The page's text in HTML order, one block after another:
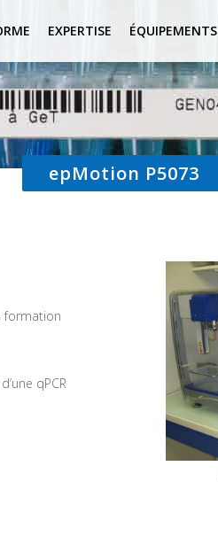
EXPERTISE ÉQUIPEMENTS
epMotion P5073
formation
qPCR